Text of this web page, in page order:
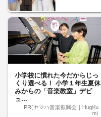
小学校に慣れた今だからじっ
くり選べる！ 小学１年生夏休
みからの「音楽教室」デビ
ュ...
PR(ヤマハ音楽振興会｜HugKu
m)